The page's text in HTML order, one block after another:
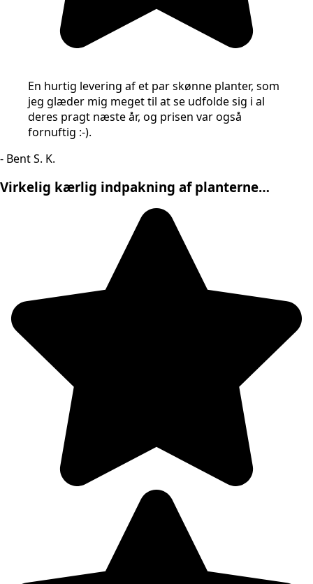
En hurtig levering af et par skønne planter, som
jeg glæder mig meget til at se udfolde sig i al
deres pragt næste år, og prisen var også
fornuftig :-).
- Bent S. K.
Virkelig kærlig indpakning af planterne…